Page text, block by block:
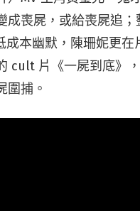
成喪屍，或給喪屍追；
成本幽默，陳珊妮更在
cult 片《一屍到底》
圍捕。